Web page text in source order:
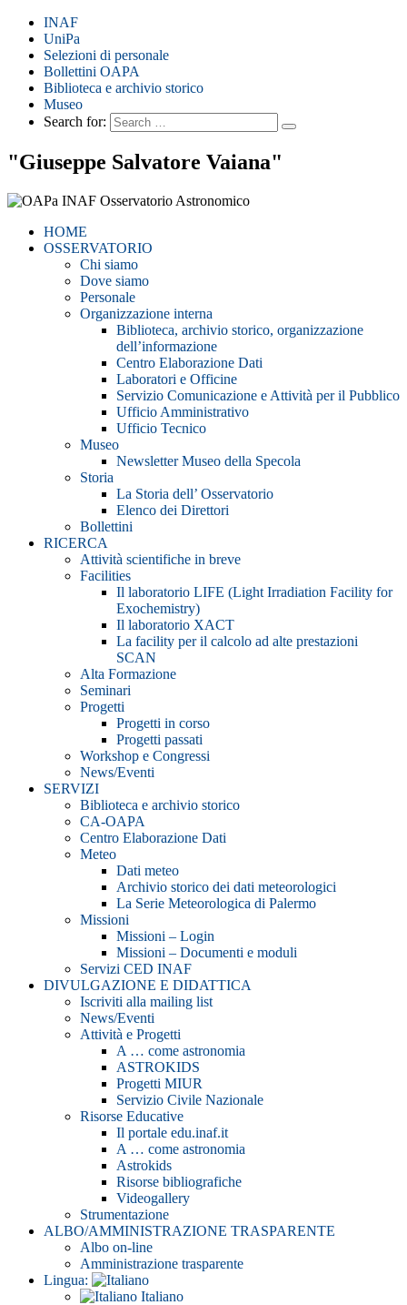
INAF
UniPa
Selezioni di personale
Bollettini OAPA
Biblioteca e archivio storico
Museo
Search for:
"Giuseppe Salvatore Vaiana"
HOME
OSSERVATORIO
Chi siamo
Dove siamo
Personale
Organizzazione interna
Biblioteca, archivio storico, organizzazione
dell’informazione
Centro Elaborazione Dati
Laboratori e Officine
Servizio Comunicazione e Attività per il Pubblico
Ufficio Amministrativo
Ufficio Tecnico
Museo
Newsletter Museo della Specola
Storia
La Storia dell’ Osservatorio
Elenco dei Direttori
Bollettini
RICERCA
Attività scientifiche in breve
Facilities
Il laboratorio LIFE (Light Irradiation Facility for
Exochemistry)
Il laboratorio XACT
La facility per il calcolo ad alte prestazioni
SCAN
Alta Formazione
Seminari
Progetti
Progetti in corso
Progetti passati
Workshop e Congressi
News/Eventi
SERVIZI
Biblioteca e archivio storico
CA-OAPA
Centro Elaborazione Dati
Meteo
Dati meteo
Archivio storico dei dati meteorologici
La Serie Meteorologica di Palermo
Missioni
Missioni – Login
Missioni – Documenti e moduli
Servizi CED INAF
DIVULGAZIONE E DIDATTICA
Iscriviti alla mailing list
News/Eventi
Attività e Progetti
A … come astronomia
ASTROKIDS
Progetti MIUR
Servizio Civile Nazionale
Risorse Educative
Il portale edu.inaf.it
A … come astronomia
Astrokids
Risorse bibliografiche
Videogallery
Strumentazione
ALBO/AMMINISTRAZIONE TRASPARENTE
Albo on-line
Amministrazione trasparente
Lingua:
Italiano